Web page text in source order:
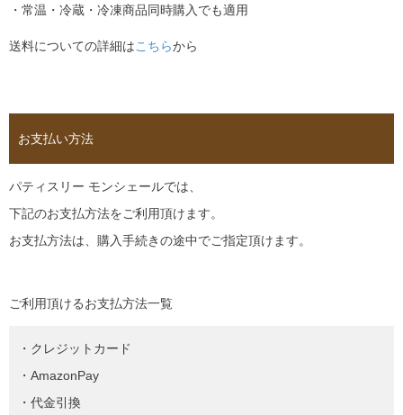
・常温・冷蔵・冷凍商品同時購入でも適用
送料についての詳細はこちらから
お支払い方法
パティスリー モンシェールでは、
下記のお支払方法をご利用頂けます。
お支払方法は、購入手続きの途中でご指定頂けます。
ご利用頂けるお支払方法一覧
・クレジットカード
・AmazonPay
・代金引換